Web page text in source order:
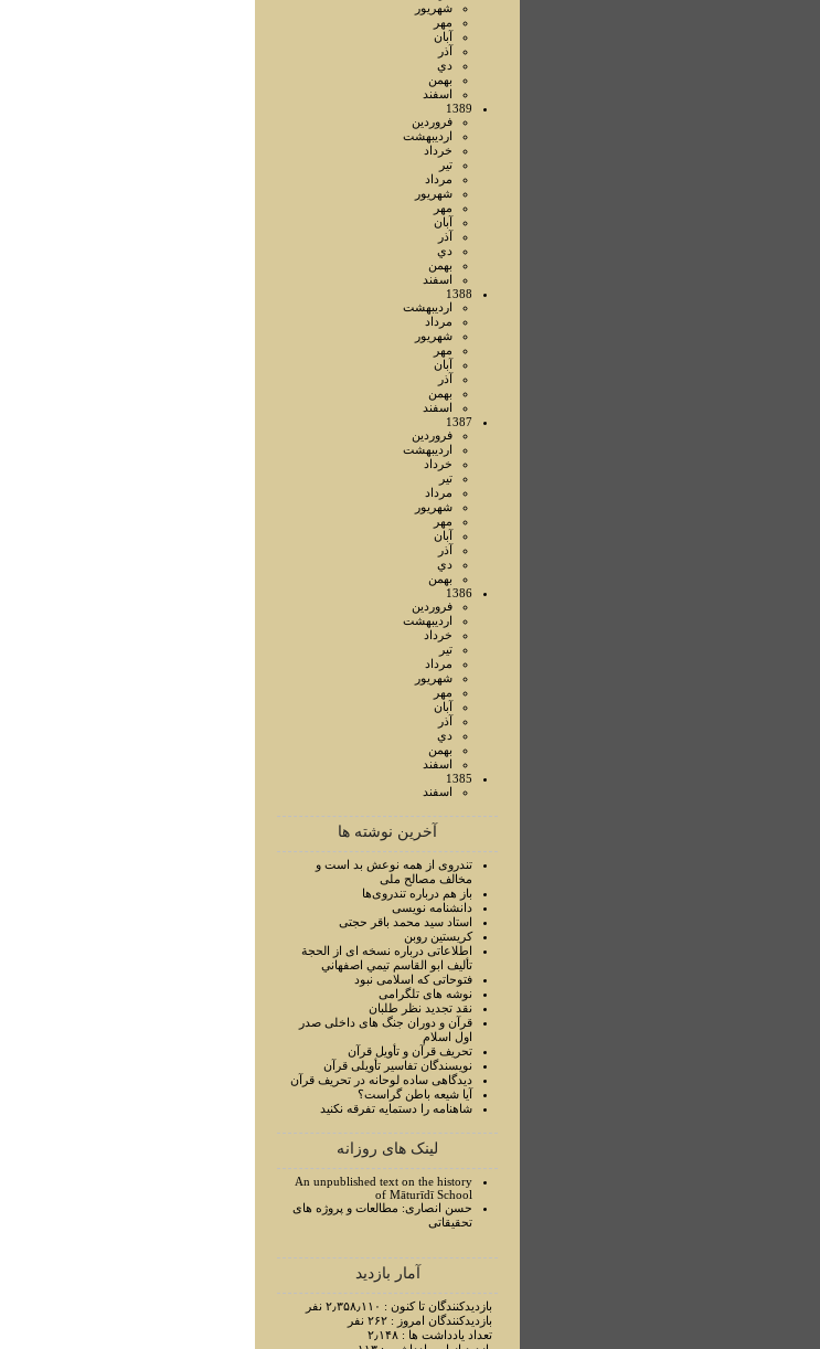
شهريور
مهر
آبان
آذر
دي
بهمن
اسفند
1389
فروردين
ارديبهشت
خرداد
تير
مرداد
شهريور
مهر
آبان
آذر
دي
بهمن
اسفند
1388
ارديبهشت
مرداد
شهريور
مهر
آبان
آذر
بهمن
اسفند
1387
فروردين
ارديبهشت
خرداد
تير
مرداد
شهريور
مهر
آبان
آذر
دي
بهمن
1386
فروردين
ارديبهشت
خرداد
تير
مرداد
شهريور
مهر
آبان
آذر
دي
بهمن
اسفند
1385
اسفند
آخرین نوشته ها
تندروی از همه نوعش بد است و
مخالف مصالح ملی
باز هم درباره تندروی‌ها
دانشنامه نویسی
استاد سيد محمد باقر حجتی
کریستین روبن
اطلاعاتی درباره نسخه ای از الحجة
تأليف ابو القاسم تيمي اصفهاني
فتوحاتی که اسلامی نبود
نوشه های تلگرامی
نقد تجدید نظر طلبان
قرآن و دوران جنگ های داخلی صدر
اول اسلام
تحريف قرآن و تأويل قرآن
نويسندگان تفاسير تأويلی قرآن
ديدگاهی ساده لوحانه در تحريف قرآن
آيا شيعه باطن گراست؟
شاهنامه را دستمايه تفرقه نکنيد
لینک های روزانه
An unpublished text on the history
of Māturīdī School
حسن انصاری: مطالعات و پروژه های
تحقیقاتی
آمار بازدید
بازدیدکنندگان تا کنون : ۲٫۳۵۸٫۱۱۰ نفر
بازدیدکنندگان امروز : ۲۶۲ نفر
تعداد یادداشت ها : ۲٫۱۴۸